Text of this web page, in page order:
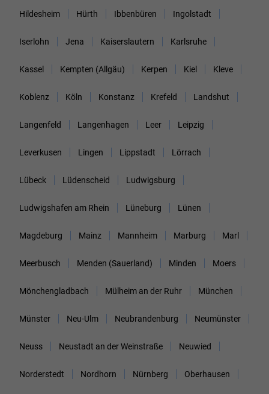
Hildesheim Hürth Ibbenbüren Ingolstadt
Iserlohn Jena Kaiserslautern Karlsruhe
Kassel Kempten (Allgäu) Kerpen Kiel Kleve
Koblenz Köln Konstanz Krefeld Landshut
Langenfeld Langenhagen Leer Leipzig
Leverkusen Lingen Lippstadt Lörrach
Lübeck Lüdenscheid Ludwigsburg
Ludwigshafen am Rhein Lüneburg Lünen
Magdeburg Mainz Mannheim Marburg Marl
Meerbusch Menden (Sauerland) Minden Moers
Mönchengladbach Mülheim an der Ruhr München
Münster Neu-Ulm Neubrandenburg Neumünster
Neuss Neustadt an der Weinstraße Neuwied
Norderstedt Nordhorn Nürnberg Oberhausen